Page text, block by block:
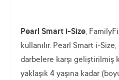
Pearl Smart i-Size,
kullanılır. Pearl Smart i-
darbelere karşı geliştirilmiş
yaklaşık 4 yaşına kadar